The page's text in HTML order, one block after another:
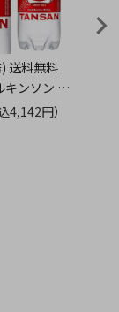
キンソン タ
ットボト
4,142円）